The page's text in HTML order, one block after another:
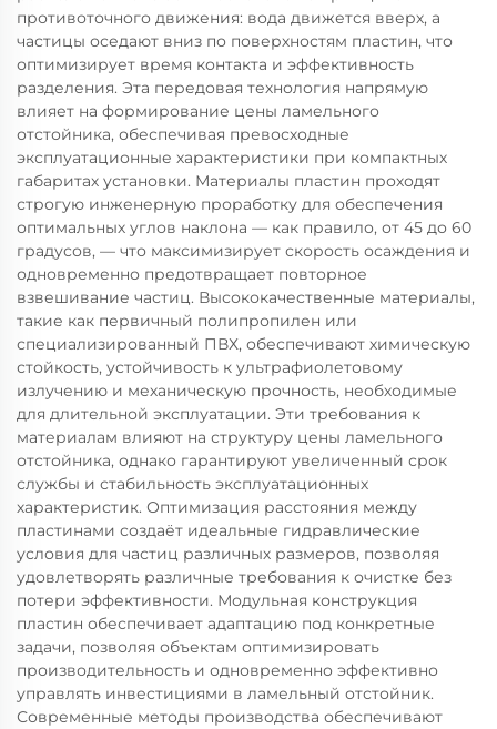
противоточного движения: вода движется вверх, а
частицы оседают вниз по поверхностям пластин, что
оптимизирует время контакта и эффективность
разделения. Эта передовая технология напрямую
влияет на формирование цены ламельного
отстойника, обеспечивая превосходные
эксплуатационные характеристики при компактных
габаритах установки. Материалы пластин проходят
строгую инженерную проработку для обеспечения
оптимальных углов наклона — как правило, от 45 до 60
градусов, — что максимизирует скорость осаждения и
одновременно предотвращает повторное
взвешивание частиц. Высококачественные материалы,
такие как первичный полипропилен или
специализированный ПВХ, обеспечивают химическую
стойкость, устойчивость к ультрафиолетовому
излучению и механическую прочность, необходимые
для длительной эксплуатации. Эти требования к
материалам влияют на структуру цены ламельного
отстойника, однако гарантируют увеличенный срок
службы и стабильность эксплуатационных
характеристик. Оптимизация расстояния между
пластинами создаёт идеальные гидравлические
условия для частиц различных размеров, позволяя
удовлетворять различные требования к очистке без
потери эффективности. Модульная конструкция
пластин обеспечивает адаптацию под конкретные
задачи, позволяя объектам оптимизировать
производительность и одновременно эффективно
управлять инвестициями в ламельный отстойник.
Современные методы производства обеспечивают